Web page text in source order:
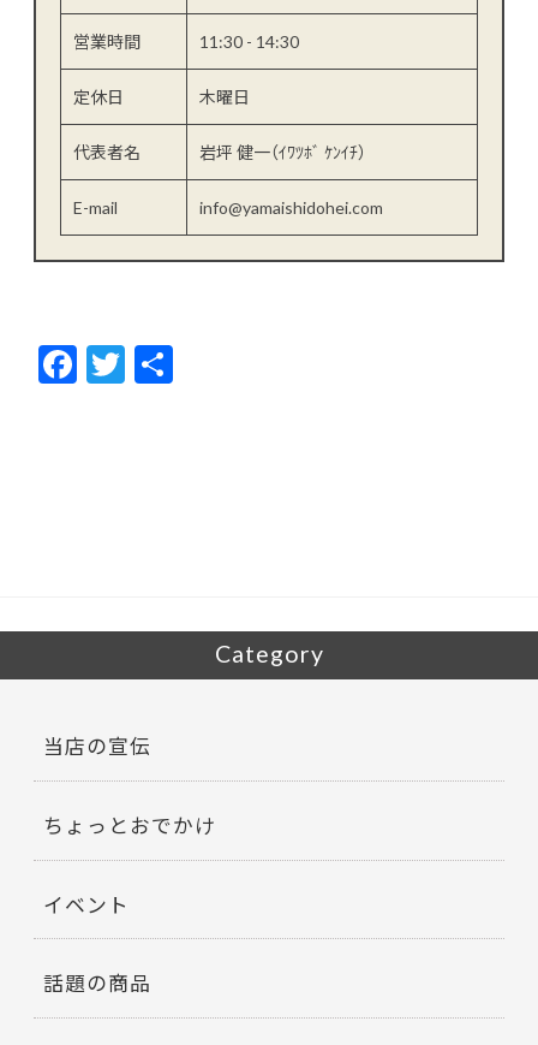
営業時間 11:30 - 14:30
定休日 木曜日
代表者名 岩坪 健一（ｲﾜﾂﾎﾞ ｹﾝｲﾁ）
E-mail info@yamaishidohei.com
F
ac
T
w
Category
当店の宣伝
ちょっとおでかけ
イベント
話題の商品